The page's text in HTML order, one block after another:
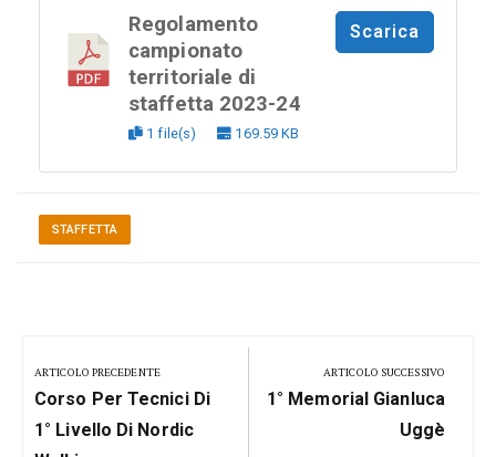
Regolamento
campionato
territoriale di
staffetta 2023-24
1 file(s) 169.59 KB
Scarica
STAFFETTA
articoli
ARTICOLO PRECEDENTE
Previous
Post:
Corso Per Tecnici Di
1° Livello Di Nordic
ARTICOLO SUCCESSIVO
Next
1° Memorial Gianluca
Uggè